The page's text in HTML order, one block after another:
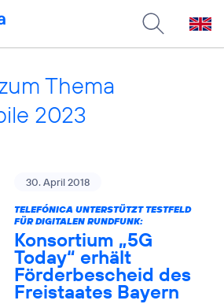
Thema
2023
30. April 2018
TELEFÓNICA UNTERSTÜTZT TESTFELD
FÜR DIGITALEN RUNDFUNK:
Konsortium „5G
Today“ erhält
Förderbescheid des
Freistaates Bayern